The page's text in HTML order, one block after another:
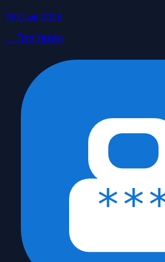
18 Ocak 2026
← Tüm Yazılar